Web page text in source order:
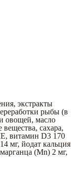
экстракты
рыбы (в
овощей, масло
сахара,
витамин D3 170
мг, йодат кальция
(Mn) 2 мг,